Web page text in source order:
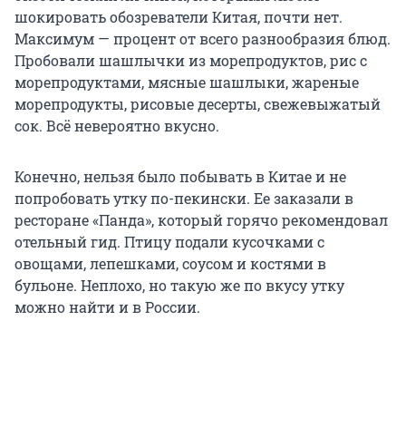
шокировать обозреватели Китая, почти нет.
Максимум — процент от всего разнообразия блюд.
Пробовали шашлычки из морепродуктов, рис с
морепродуктами, мясные шашлыки, жареные
морепродукты, рисовые десерты, свежевыжатый
сок. Всё невероятно вкусно.
Конечно, нельзя было побывать в Китае и не
попробовать утку по-пекински. Ее заказали в
ресторане «Панда», который горячо рекомендовал
отельный гид. Птицу подали кусочками с
овощами, лепешками, соусом и костями в
бульоне. Неплохо, но такую же по вкусу утку
можно найти и в России.